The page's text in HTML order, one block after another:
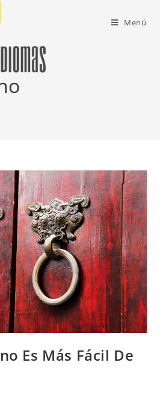
Menú
Es Más Fácil De